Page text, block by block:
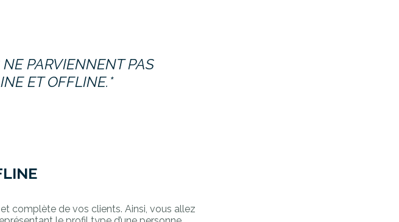
PARVIENNENT PAS
ET OFFLINE.*
complète de vos clients. Ainsi, vous allez